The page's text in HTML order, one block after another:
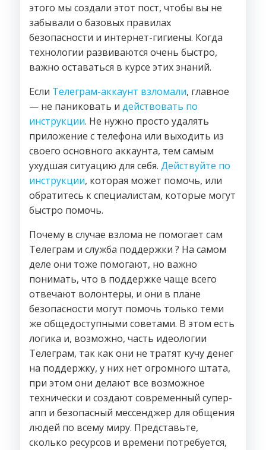
этого мы создали этот пост, чтобы вы не
забывали о базовых правилах
безопасности и интернет-гигиены. Когда
технологии развиваются очень быстро,
важно оставаться в курсе этих знаний.
Если Телеграм-аккаунт взломали, главное
— не паниковать и действовать по
инструкции. Не нужно просто удалять
приложение с телефона или выходить из
своего основного аккаунта, тем самым
ухудшая ситуацию для себя. Действуйте по
инструкции, которая может помочь, или
обратитесь к специалистам, которые могут
быстро помочь.
Почему в случае взлома не помогает сам
Телеграм и служба поддержки ? На самом
деле они тоже помогают, но важно
понимать, что в поддержке чаще всего
отвечают волонтеры, и они в плане
безопасности могут помочь только теми
же общедоступными советами. В этом есть
логика и, возможно, часть идеологии
Телеграм, так как они не тратят кучу денег
на поддержку, у них нет огромного штата,
при этом они делают все возможное
технически и создают современный супер-
апп и безопасный мессенджер для общения
людей по всему миру. Представьте,
сколько ресурсов и времени потребуется,